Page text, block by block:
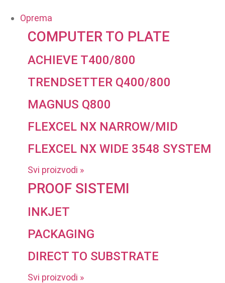
Oprema
COMPUTER TO PLATE
ACHIEVE T400/800
TRENDSETTER Q400/800
MAGNUS Q800
FLEXCEL NX NARROW/MID
FLEXCEL NX WIDE 3548 SYSTEM
Svi proizvodi »
PROOF SISTEMI
INKJET
PACKAGING
DIRECT TO SUBSTRATE
Svi proizvodi »